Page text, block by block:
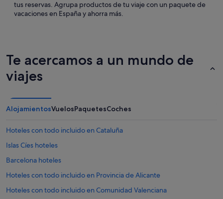
tus reservas. Agrupa productos de tu viaje con un paquete de
vacaciones en España y ahorra más.
Te acercamos a un mundo de
viajes
AlojamientosVuelosPaquetesCoches
Hoteles con todo incluido en Cataluña
Islas Cíes hoteles
Barcelona hoteles
Hoteles con todo incluido en Provincia de Alicante
Hoteles con todo incluido en Comunidad Valenciana